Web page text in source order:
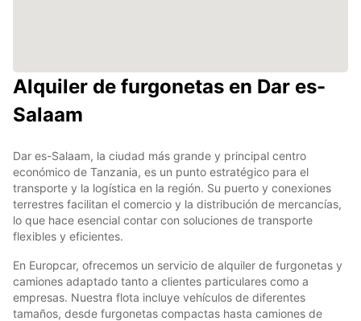
Alquiler de furgonetas en Dar es-
Salaam
Dar es-Salaam, la ciudad más grande y principal centro
económico de Tanzania, es un punto estratégico para el
transporte y la logística en la región. Su puerto y conexiones
terrestres facilitan el comercio y la distribución de mercancías,
lo que hace esencial contar con soluciones de transporte
flexibles y eficientes.
En Europcar, ofrecemos un servicio de alquiler de furgonetas y
camiones adaptado tanto a clientes particulares como a
empresas. Nuestra flota incluye vehículos de diferentes
tamaños, desde furgonetas compactas hasta camiones de